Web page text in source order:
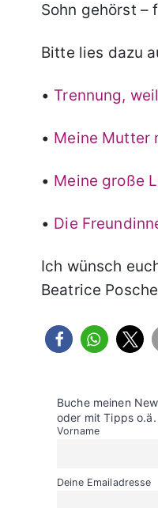
Sohn gehörst –
Bitte lies dazu
• Trennung,
• Meine Mutter
• Meine große
• Die
Ich wünsch
Beatrice
Buche meinen
oder mit Tipps o.ä.
Vorname
Deine Emailadresse